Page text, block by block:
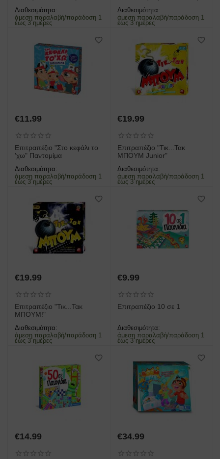
Διαθεσιμότητα:
άμεση παραλαβή/παράδοση 1
έως 3 ημέρες
Διαθεσιμότητα:
άμεση παραλαβή/παράδοση 1
έως 3 ημέρες
€11.99
Επιτραπέζιο "Στο κεφάλι το
'χω" Παντομίμα
Διαθεσιμότητα:
άμεση παραλαβή/παράδοση 1
έως 3 ημέρες
€19.99
Επιτραπέζιο "Τικ...Τακ
ΜΠΟΥΜ Junior"
Διαθεσιμότητα:
άμεση παραλαβή/παράδοση 1
έως 3 ημέρες
€19.99
Επιτραπέζιο "Τικ...Τακ
ΜΠΟΥΜ!"
Διαθεσιμότητα:
άμεση παραλαβή/παράδοση 1
έως 3 ημέρες
€9.99
Επιτραπέζιο 10 σε 1
Διαθεσιμότητα:
άμεση παραλαβή/παράδοση 1
έως 3 ημέρες
€14.99 €34.99